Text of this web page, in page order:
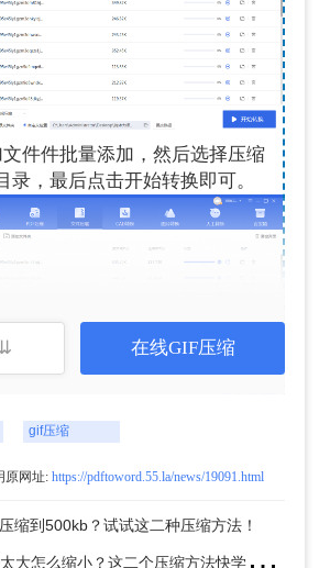
件件批量添加，然后选择压缩
录，最后点击开始转换即可。
后，对比压缩前后的大小，确认
需求选择合适的压缩模式和参
致图像质量下降或动画效果受
在线GIF压缩
gif压缩
原网址: https://pdftoword.55.la/news/19091.html
缩到500kb？试试这二种压缩方法！
下
一篇：gif动图文件太大怎么缩小？这二个压缩方法快学起来！